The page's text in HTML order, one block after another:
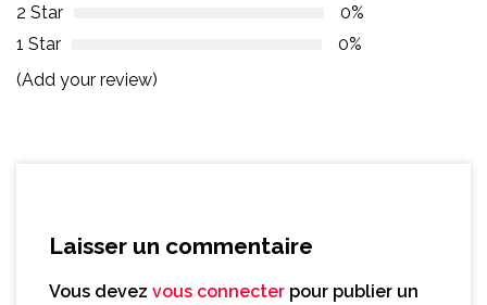
2 Star
0%
1 Star
0%
(Add your review)
Laisser un commentaire
Vous devez vous connecter pour publier un